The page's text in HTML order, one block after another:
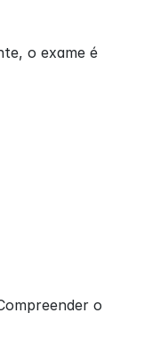
o exame é
o